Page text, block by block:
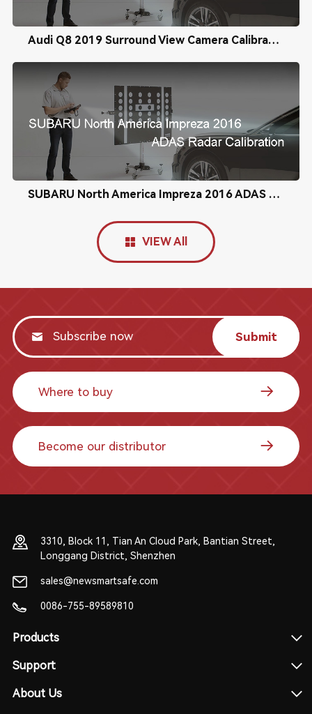
Audi Q8 2019 Surround View Camera Calibration
SUBARU North America Impreza 2016 ADAS Radar Calibration
VIEW All
Submit
Where to buy
Become our distributor
3310, Block 11, Tian An Cloud Park, Bantian Street,
Longgang District, Shenzhen
sales@newsmartsafe.com
0086-755-89589810
Products
Support
About Us